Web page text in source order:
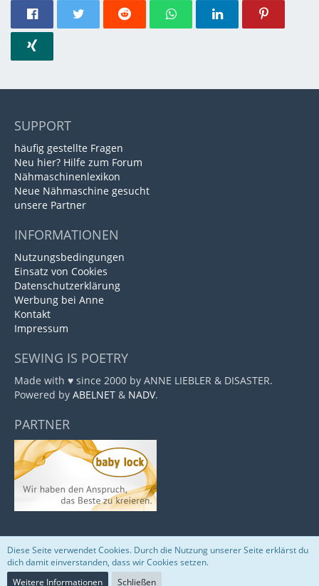
SUPPORT
häufig gestellte Fragen
Neu hier? Hilfe zum Forum
Nähmaschinenlexikon
Neue Nähmaschine gesucht
unsere Partner
INFORMATIONEN
Nutzungsbedingungen
Einsatz von Cookies
Datenschutzerklärung
Werbung bei Anne
Kontakt
Impressum
SEWING IS POETRY
Made with ♥ since 2000 by ANNE LIEBLER & DISASTER.
Powered by ABELNET & NADV.
PARTNER
Community-Software:WoltLab Suite™
Diese Seite verwendet Cookies. Durch die Nutzung unserer Seite erklärst du
dich damit einverstanden, dass wir Cookies setzen.
Weitere Informationen
Schließen